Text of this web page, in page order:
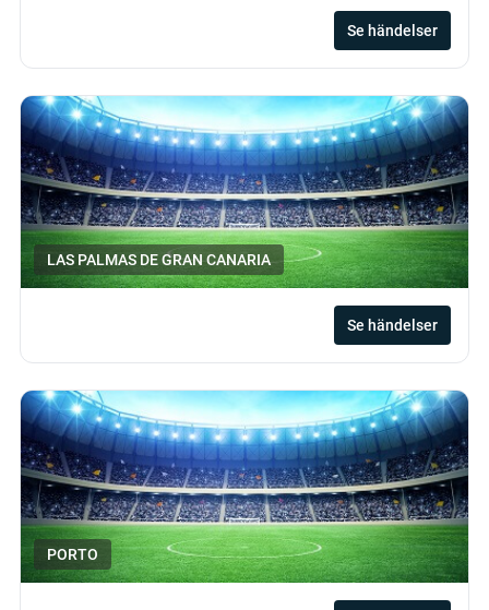
Se händelser
LAS PALMAS DE GRAN CANARIA
Se händelser
PORTO